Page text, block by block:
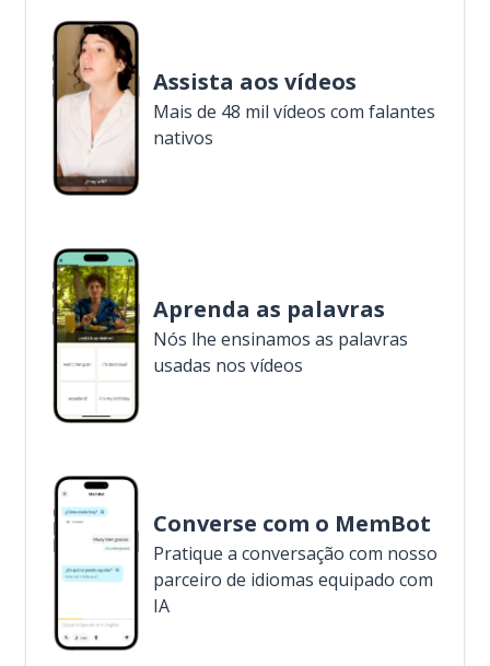
Assista aos vídeos
Mais de 48 mil vídeos com falantes
nativos
Aprenda as palavras
Nós lhe ensinamos as palavras
usadas nos vídeos
Converse com o MemBot
Pratique a conversação com nosso
parceiro de idiomas equipado com
IA